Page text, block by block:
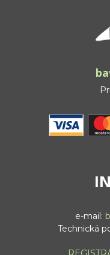
e-mail:
Technická